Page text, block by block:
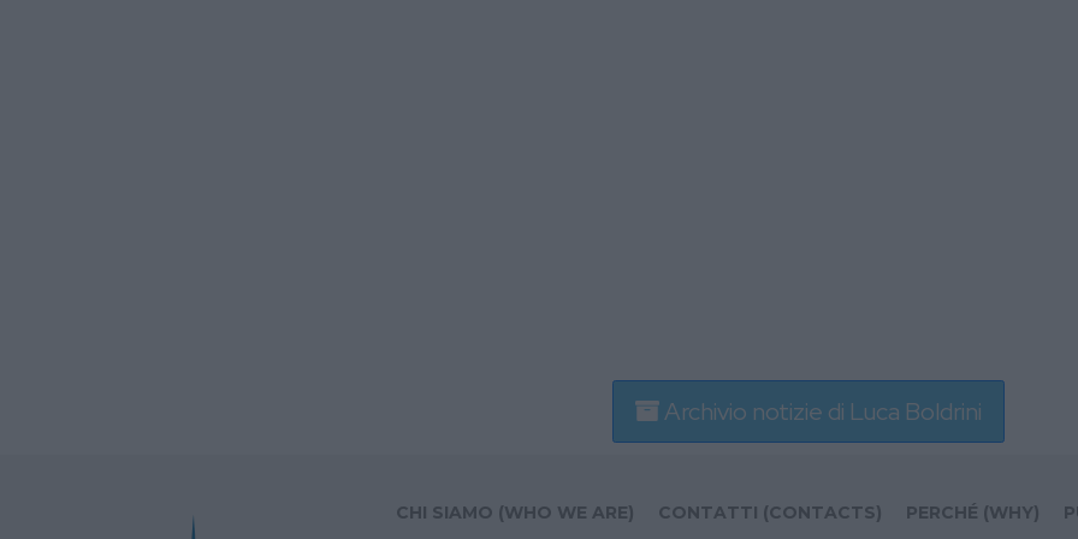
Archivio notizie di Luca Boldrini
CHI SIAMO (WHO WE ARE) CONTATTI (CONTACTS) PERCHÉ (WHY)